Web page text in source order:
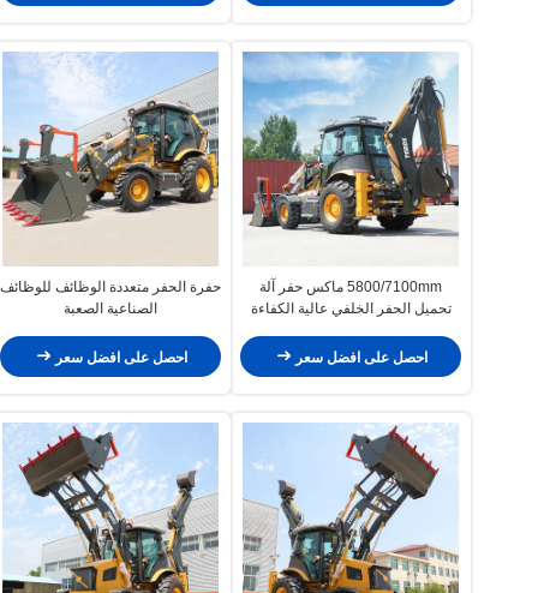
5800/7100mm ماكس حفر آلة
تحميل الحفر الخلفي عالية الكفاءة
احصل على افضل سعر
حفرة الحفر متعددة الوظائف للوظائف
الصناعية الصعبة
احصل على افضل سعر